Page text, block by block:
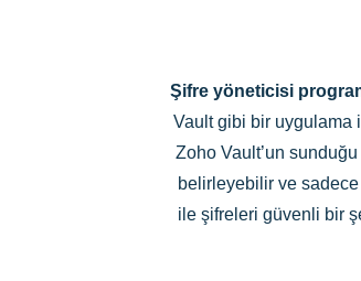
Şifre yöneticisi
Vault gibi bir uygulama
Zoho Vault’un
belirleyebilir ve sadece
ile şifreleri güvenli bir